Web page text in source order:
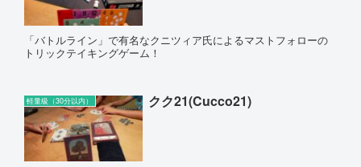
「バトルライン」で有名なクニツィア氏によるマストフォローの
トリックテイキングゲーム！
軽量級（30分以内） クク21(Cucco21)